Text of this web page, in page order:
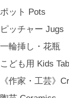
ポット Pots
ピッチャー Jugs
一輪挿し・花瓶
こども用 Kids
《作家・工芸》
《雑貨》
インテリ
アンテ